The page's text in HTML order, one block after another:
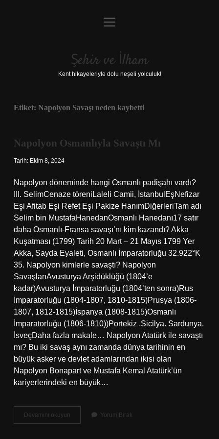
Anasayfa
Yasal Uyarı
menüyü
Şehir ve İlham
Kent hikayeleriyle dolu neşeli yolculuk!
Etiket: Napolyon Savaşı neden kaybetti
Napolyon Osmanlıyla Savaştı Mı
Tarih: Ekim 8, 2024
Napolyon döneminde hangi Osmanlı padişahı vardı?
III. SelimCenaze töreniLaleli Camii, İstanbulEşNefizar
Eşi Afitab Eşi Refet Eşi Pakize HanımDiğerleriTam adı
Selim bin MustafaHanedanOsmanlı Hanedanı17 satır
daha Osmanlı-Fransa savaşı’nı kim kazandı? Akka
Kuşatması (1799) Tarih 20 Mart – 21 Mayıs 1799 Yer
Akka, Sayda Eyaleti, Osmanlı İmparatorluğu 32.922°K
35. Napolyon kimlerle savaştı? Napolyon
SavaşlarıAvusturya Arşidüklüğü (1804’e
kadar)Avusturya İmparatorluğu (1804’ten sonra)Rus
İmparatorluğu (1804-1807, 1810-1815)Prusya (1806-
1807, 1812-1815)İspanya (1808-1815)Osmanlı
İmparatorluğu (1806-1810))Portekiz .Sicilya. Sardunya.
İsveçDaha fazla makale… Napolyon Atatürk ile savaştı
mı? Bu iki savaş aynı zamanda dünya tarihinin en
büyük asker ve devlet adamlarından ikisi olan
Napolyon Bonapart ve Mustafa Kemal Atatürk’ün
kariyerlerindeki en büyük…
Devamını okuyun Napolyon
Osmanlıyla
Yorum Bırak